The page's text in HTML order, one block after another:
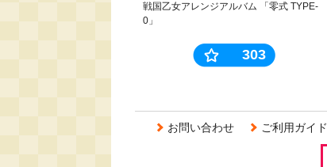
戦国乙女アレンジアルバム 「零式 TYPE-
0」
303
お問い合わせ ご利用ガイド